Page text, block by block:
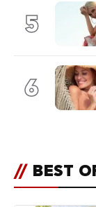
5
6
// BEST